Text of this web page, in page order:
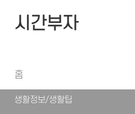
시간부자
홈
생활정보/생활팁